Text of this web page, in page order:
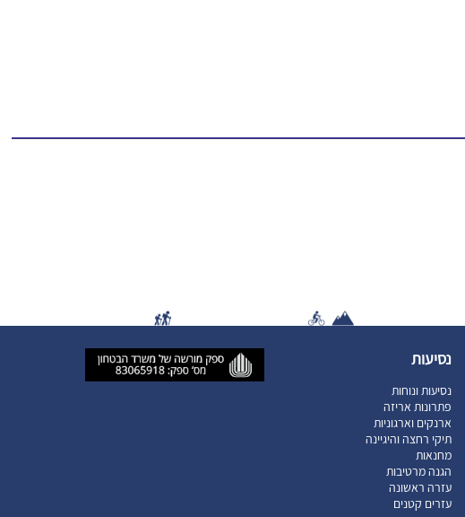
נסיעות
נסיעות ונוחות
פתרונות אריזה
ארנקים וארגוניות
תיקי רחצה והיגיינה
מחנאות
הגנה מרטיבות
עזרה ראשונה
עזרים קטנים